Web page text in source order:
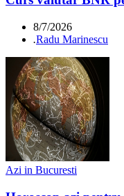
8/7/2026
.Radu Marinescu
Azi in Bucuresti